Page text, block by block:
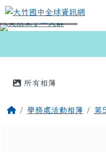
跳至主內容區
大竹國中全球資
所有相簿
回首頁學務處活動相簿 第